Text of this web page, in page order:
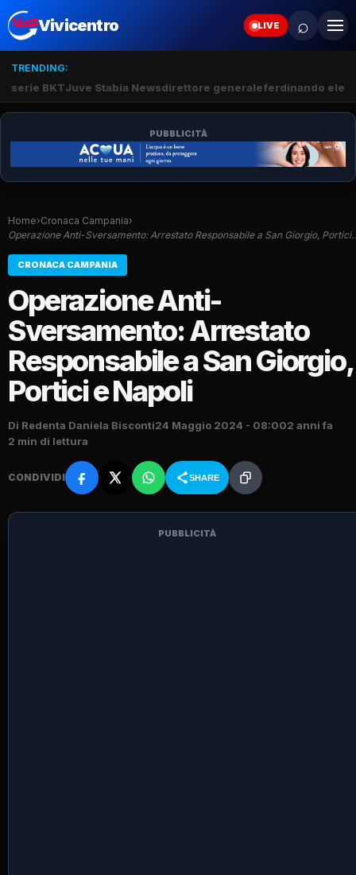
Vivicentro LIVE ⌕
TRENDING:
serie BKTJuve Stabia Newsdirettore generaleferdinando
PUBBLICITÀ
Home›Cronaca Campania›
Operazione Anti-Sversamento: Arrestato Responsabile a San Giorgio,
CRONACA CAMPANIA
Operazione Anti-
Sversamento: Arrestato
Responsabile a San Giorgio,
Portici e Napoli
Di Redenta Daniela Bisconti24 Maggio 2024 - 08:002 anni fa
2 min di lettura
CONDIVIDI SHARE
PUBBLICITÀ